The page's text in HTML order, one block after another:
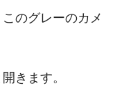
のグレーのカメ
きます。